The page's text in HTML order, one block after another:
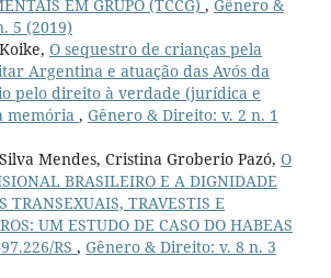
EM GRUPO (TCCG) , Gênero &
5 (2019)
O sequestro de crianças pela
Argentina e atuação das Avós da
pelo direito à verdade (jurídica e
memória , Gênero & Direito: v. 2 n. 1
Mendes, Cristina Groberio Pazó, O
BRASILEIRO E A DIGNIDADE
TRANSEXUAIS, TRAVESTIS E
UM ESTUDO DE CASO DO HABEAS
RS , Gênero & Direito: v. 8 n. 3